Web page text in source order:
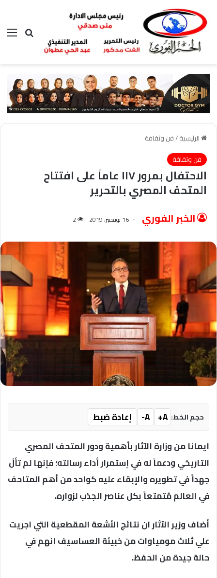
بحث عن
الرئيسية/فن وثقافة
فن وثقافة
الاحتفال بمرور ١١٧ عاماً على افتتاح
المتحف المصري بالتحرير
الخبر الفوري 16 نوفمبر، 2019 2
حجم الخط: A+
A-
إعادة ضبط
ايمانا من وزارة الآثار بأهمية ودور المتحف المصري
التاريخي ودعماً له في إستمرار أداء رسالته؛ فإنها لم تألُ
جهداً في تطويره والإبقاء عليه كواحد من أهم المتاحف
في العالم مُتمتعاً بكل عناصر الجذب لزواره.
أضاف وزير الآثار ان نتائج الأشعة المقطعية التي اجريت
علي ثلاث مومياوات من خبيئة العساسيف انهم في
حالة جيدة من الحفظ.